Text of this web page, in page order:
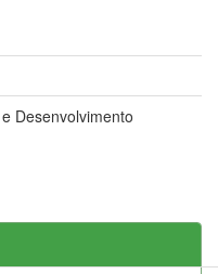
Desenvolvimento